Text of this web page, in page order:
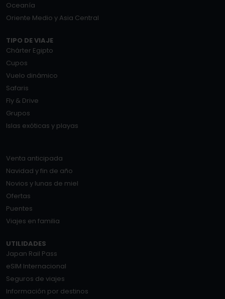
Oceanía
Oriente Medio y Asia Central
TIPO DE VIAJE
Chárter Egipto
Cupos
Vuelo dinámico
Safaris
Fly & Drive
Grupos
Islas exóticas y playas
Venta anticipada
Navidad y fin de año
Novios y lunas de miel
Ofertas
Puentes
Viajes en familia
UTILIDADES
Japan Rail Pass
eSIM Internacional
Seguros de viajes
Información por destinos